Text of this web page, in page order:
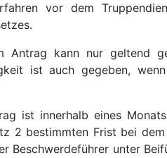
vor dem
Antrag kann nur geltend
ist auch gegeben,
ist innerhalb eines
2 bestimmten Frist bei
Beschwerdeführer unter